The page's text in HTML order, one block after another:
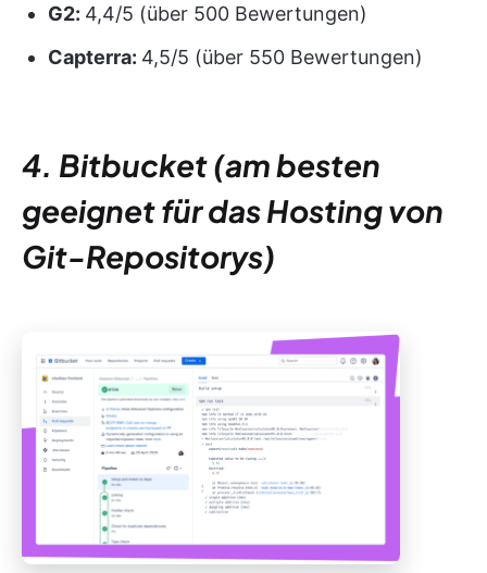
G2: 4,4/5 (über 500 Bewertungen)
Capterra: 4,5/5 (über 550 Bewertungen)
4. Bitbucket (am besten
geeignet für das Hosting von
Git-Repositorys)